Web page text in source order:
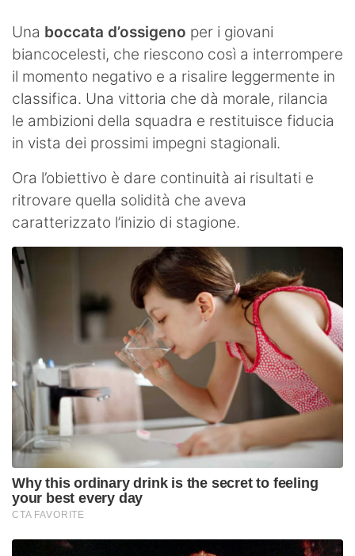
Una boccata d’ossigeno per i giovani
biancocelesti, che riescono così a interrompere
il momento negativo e a risalire leggermente in
classifica. Una vittoria che dà morale, rilancia
le ambizioni della squadra e restituisce fiducia
in vista dei prossimi impegni stagionali.
Ora l’obiettivo è dare continuità ai risultati e
ritrovare quella solidità che aveva
caratterizzato l’inizio di stagione.